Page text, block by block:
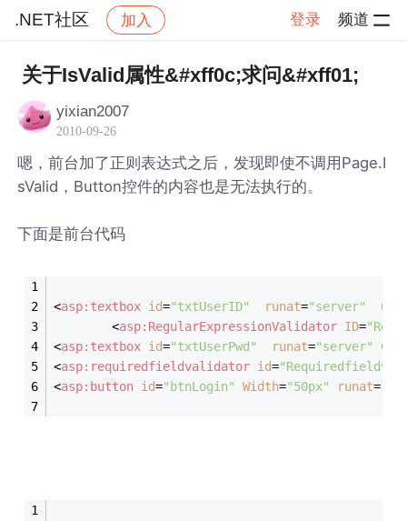
.NET社区 加入 登录 频道
社区 .NET社区 帖子详情
关于IsValid属性&#xff0c;求问&#xff01;
yixian2007
2010-09-26
嗯，前台加了正则表达式之后，发现即使不调用Page.I
sValid，Button控件的内容也是无法执行的。
下面是前台代码
<asp:textbox id="txtUserID" runat="server"
<asp:RegularExpressionValidator ID=
<asp:textbox id="txtUserPwd" runat="server"
<asp:requiredfieldvalidator id=
<asp:button id="btnLogin" Width="50px" runat=